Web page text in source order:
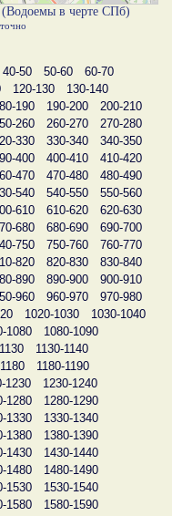
(Водоемы в черте СПб)
40-50 50-60
60-70
120-130
130-140
190 190-200
200-210
260 260-270
270-280
330 330-340
340-350
400 400-410
410-420
470 470-480
480-490
540 540-550
550-560
610 610-620
620-630
680 680-690
690-700
750 750-760
760-770
820 820-830
830-840
890 890-900
900-910
960 960-970
970-980
1020-1030
1030-1040
1080
1080-1090
1130-1140
1180-1190
1230
1230-1240
1280
1280-1290
1330
1330-1340
1380
1380-1390
1430
1430-1440
1480
1480-1490
1530
1530-1540
1580
1580-1590